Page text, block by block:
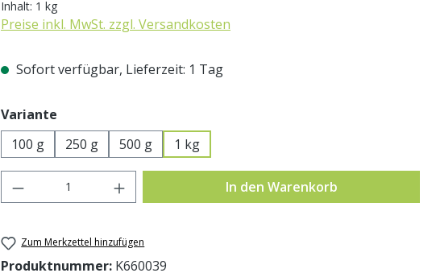
Inhalt: 1 kg
Preise inkl. MwSt. zzgl. Versandkosten
Sofort verfügbar, Lieferzeit: 1 Tag
Variante
100 g
250 g 500 g 1 kg
Produkt Anzahl: Gib den gewünschten Wert
In den Warenkorb
Zum Merkzettel hinzufügen
Produktnummer: K660039